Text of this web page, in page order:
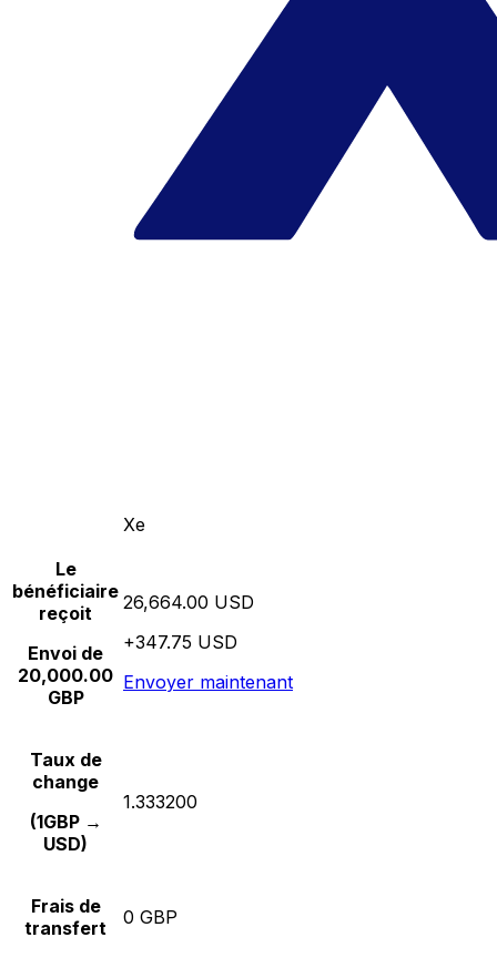
Xe
Le
bénéficiaire
reçoit
Envoi de
20,000.00
GBP
26,664.00 USD
+347.75 USD
Envoyer maintenant
Taux de
change
(1GBP →
USD)
1.333200
Frais de
transfert
0 GBP